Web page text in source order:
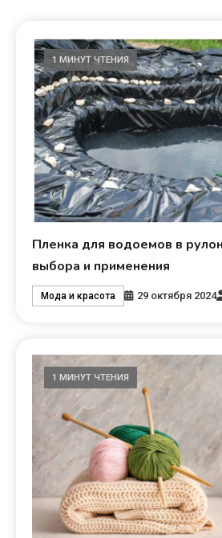
1 МИНУТ ЧТЕНИЯ
Пленка для водоемов в
выбора и применения
Мода и красота 29 октября 2024
1 МИНУТ ЧТЕНИЯ